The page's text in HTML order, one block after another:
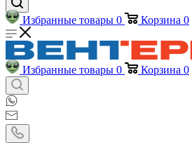
Избранные товары 0 Корзина 0
Избранные товары 0 Корзина 0